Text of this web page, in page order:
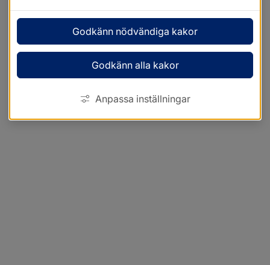
Godkänn nödvändiga kakor
Godkänn alla kakor
Anpassa inställningar